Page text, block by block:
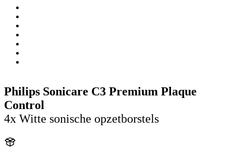
Philips Sonicare C3 Premium Plaque
Control
4x Witte sonische opzetborstels